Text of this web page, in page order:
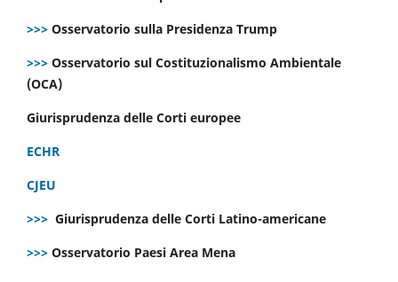
>>> Osservatorio sulla Presidenza Trump
>>> Osservatorio sul Costituzionalismo Ambientale
(OCA)
Giurisprudenza delle Corti europee
ECHR
CJEU
>>> Giurisprudenza delle Corti Latino-americane
>>> Osservatorio Paesi Area Mena